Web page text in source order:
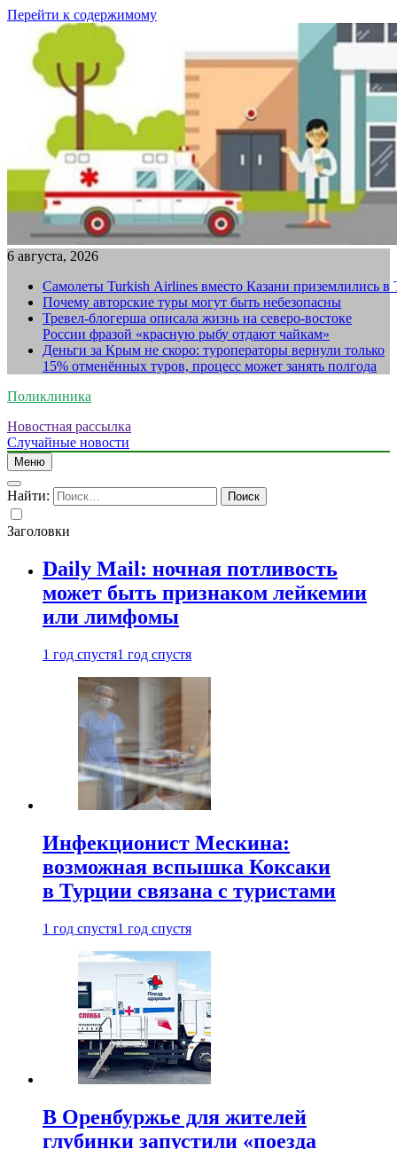
Перейти к содержимому
6 августа, 2026
Самолеты Turkish Airlines вместо Казани приземлились в
Почему авторские туры могут быть небезопасны
Тревел-блогерша описала жизнь на северо-востоке
России фразой «красную рыбу отдают чайкам»
Деньги за Крым не скоро: туроператоры вернули только
15% отменённых туров, процесс может занять полгода
Поликлиника
Новостная рассылка
Случайные новости
Меню
Найти:
Заголовки
Daily Mail: ночная потливость
может быть признаком лейкемии
или лимфомы
1 год спустя1 год спустя
Инфекционист Мескина:
возможная вспышка Коксаки
в Турции связана с туристами
1 год спустя1 год спустя
В Оренбуржье для жителей
глубинки запустили «поезда